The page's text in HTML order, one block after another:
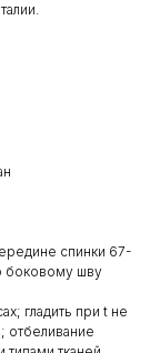
спинки 67-
боковому шву
гладить при t не
отбеливание